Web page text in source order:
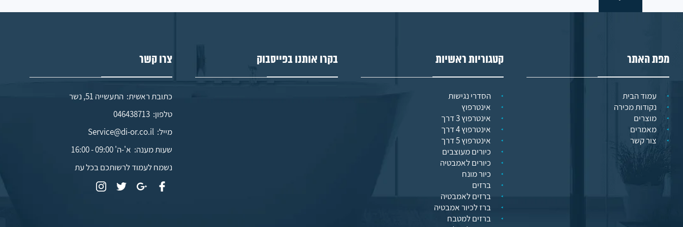
מפת האתר
עמוד הבית
נקודות מכירה
מוצרים
מאמרים
צור קשר
קטגוריות ראשיות
הסדרי נגישות
אינטרפוץ
אינטרפוץ 3 דרך
אינטרפוץ 4 דרך
אינטרפוץ 5 דרך
כיורים מעוצבים
כיורים לאמבטיה
כיור מונח
ברזים
ברזים לאמבטיה
ברז לכיור אמבטיה
ברזים למטבח
בקרו אותנו בפייסבוק צרו קשר
כתובת ראשית: התעשייה 51, נשר
טלפון: 046438713
מייל: Service@di-or.co.il
שעות מענה: א'-ה' 09:00 - 16:00
נשמח לעמוד לרשותכם בכל עת